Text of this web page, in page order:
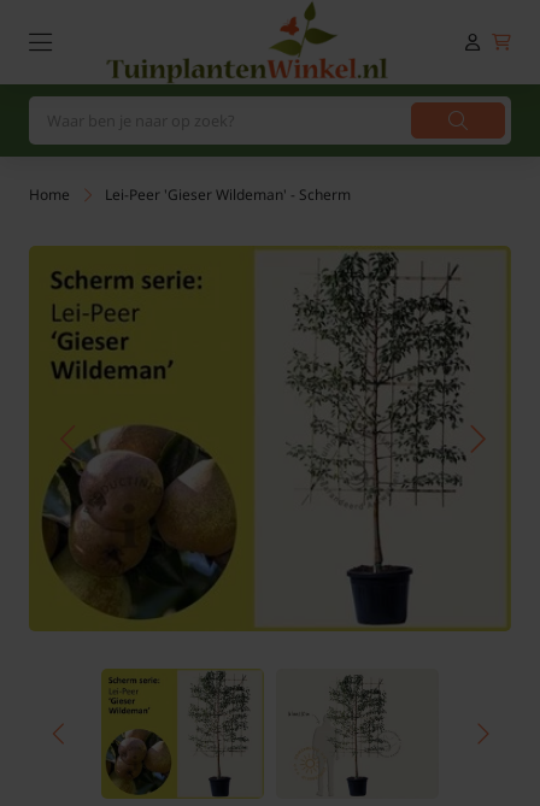
Home Lei-Peer 'Gieser Wildeman' - Scherm